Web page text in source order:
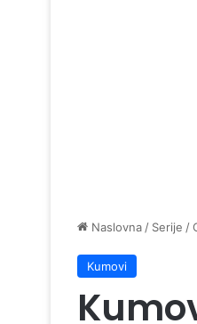
Naslovna / Serije /
Kumovi